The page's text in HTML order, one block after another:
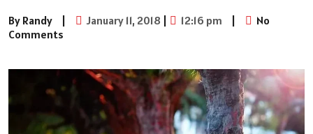
By Randy | January 11, 2018 | 12:16 pm |
No
Comments